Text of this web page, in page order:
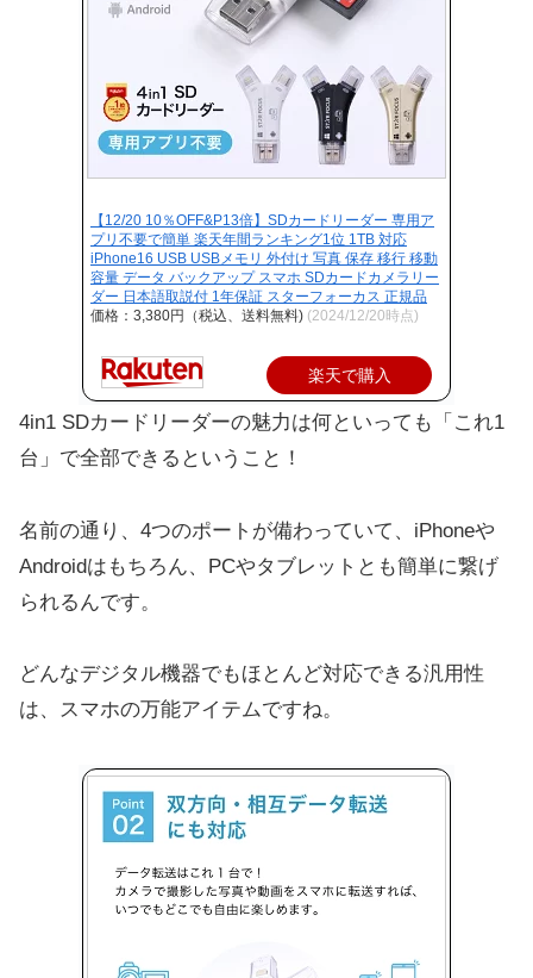
【12/20 10％OFF&P13倍】SDカードリーダー 専用ア
プリ不要で簡単 楽天年間ランキング1位 1TB 対応
iPhone16 USB USBメモリ 外付け 写真 保存 移行 移動
容量 データ バックアップ スマホ SDカードカメラリー
ダー 日本語取説付 1年保証 スターフォーカス 正規品
価格：3,380円（税込、送料無料) (2024/12/20時点)
楽天で購入
4in1 SDカードリーダーの魅力は何といっても「これ1
台」で全部できるということ！
名前の通り、4つのポートが備わっていて、iPhoneや
Androidはもちろん、PCやタブレットとも簡単に繋げ
られるんです。
どんなデジタル機器でもほとんど対応できる汎用性
は、スマホの万能アイテムですね。